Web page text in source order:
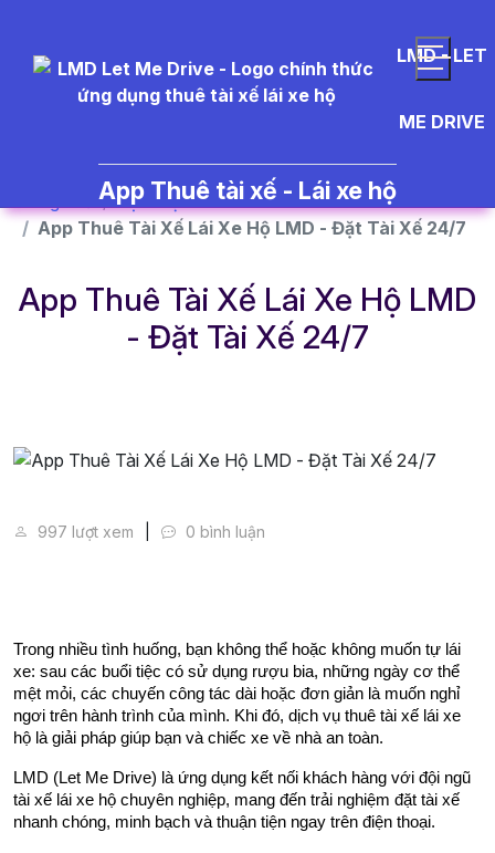
LMD - LET
ME DRIVE
App Thuê tài xế - Lái xe hộ
Trang chủ
Dịch vụ
App Thuê Tài Xế Lái Xe Hộ LMD - Đặt Tài Xế 24/7
App Thuê Tài Xế Lái Xe Hộ LMD
- Đặt Tài Xế 24/7
997 lượt xem 0 bình luận
Trong nhiều tình huống, bạn không thể hoặc không muốn tự lái
xe: sau các buổi tiệc có sử dụng rượu bia, những ngày cơ thể
mệt mỏi, các chuyến công tác dài hoặc đơn giản là muốn nghỉ
ngơi trên hành trình của mình. Khi đó, dịch vụ thuê tài xế lái xe
hộ là giải pháp giúp bạn và chiếc xe về nhà an toàn.
LMD (Let Me Drive) là ứng dụng kết nối khách hàng với đội ngũ
tài xế lái xe hộ chuyên nghiệp, mang đến trải nghiệm đặt tài xế
nhanh chóng, minh bạch và thuận tiện ngay trên điện thoại.